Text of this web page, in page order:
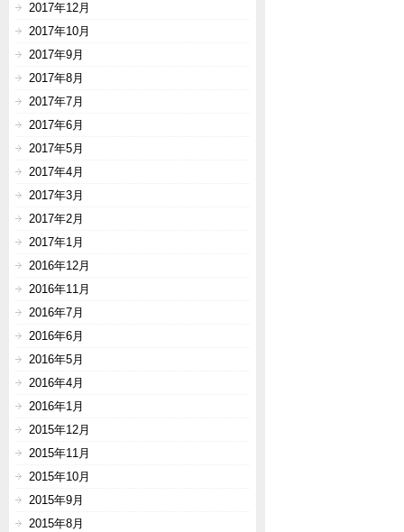
2017年12月
2017年10月
2017年9月
2017年8月
2017年7月
2017年6月
2017年5月
2017年4月
2017年3月
2017年2月
2017年1月
2016年12月
2016年11月
2016年7月
2016年6月
2016年5月
2016年4月
2016年1月
2015年12月
2015年11月
2015年10月
2015年9月
2015年8月